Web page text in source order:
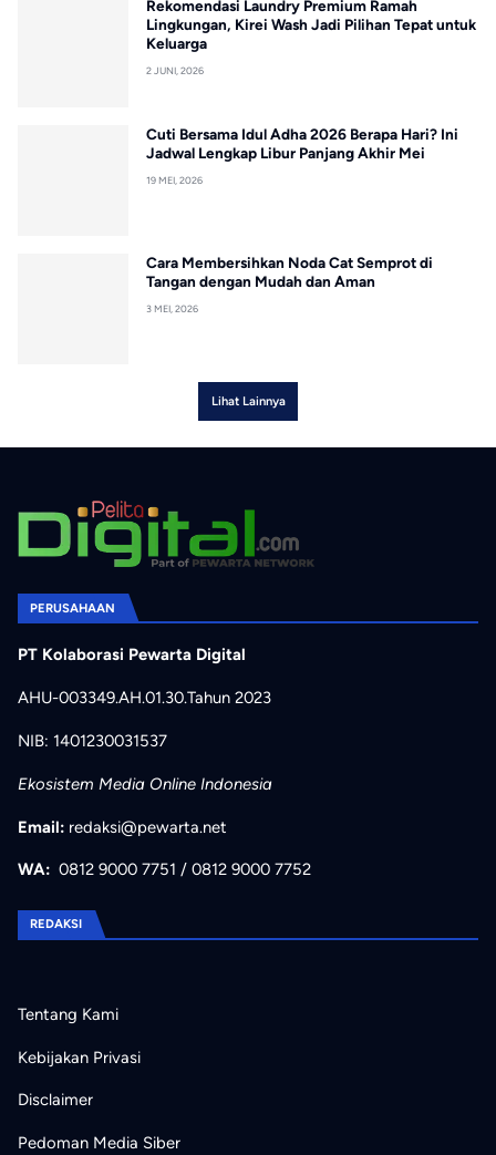
Rekomendasi Laundry Premium Ramah
Lingkungan, Kirei Wash Jadi Pilihan Tepat untuk
Keluarga
2 JUNI, 2026
Cuti Bersama Idul Adha 2026 Berapa Hari? Ini
Jadwal Lengkap Libur Panjang Akhir Mei
19 MEI, 2026
Cara Membersihkan Noda Cat Semprot di
Tangan dengan Mudah dan Aman
3 MEI, 2026
Lihat Lainnya
PERUSAHAAN
PT Kolaborasi Pewarta Digital
AHU-003349.AH.01.30.Tahun 2023
NIB: 1401230031537
Ekosistem Media Online Indonesia
Email: redaksi@pewarta.net
WA: 0812 9000 7751 / 0812 9000 7752
REDAKSI
Tentang Kami
Kebijakan Privasi
Disclaimer
Pedoman Media Siber